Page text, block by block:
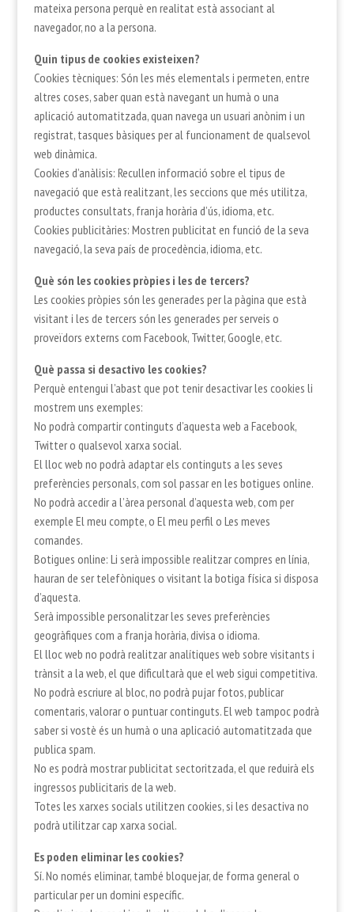
mateixa persona perquè en realitat està associant al
navegador, no a la persona.
Quin tipus de cookies existeixen?
Cookies tècniques: Són les més elementals i permeten, entre
altres coses, saber quan està navegant un humà o una
aplicació automatitzada, quan navega un usuari anònim i un
registrat, tasques bàsiques per al funcionament de qualsevol
web dinàmica.
Cookies d’anàlisis: Recullen informació sobre el tipus de
navegació que està realitzant, les seccions que més utilitza,
productes consultats, franja horària d’ús, idioma, etc.
Cookies publicitàries: Mostren publicitat en funció de la seva
navegació, la seva país de procedència, idioma, etc.
Què són les cookies pròpies i les de tercers?
Les cookies pròpies són les generades per la pàgina que està
visitant i les de tercers són les generades per serveis o
proveïdors externs com Facebook, Twitter, Google, etc.
Què passa si desactivo les cookies?
Perquè entengui l’abast que pot tenir desactivar les cookies li
mostrem uns exemples:
No podrà compartir continguts d’aquesta web a Facebook,
Twitter o qualsevol xarxa social.
El lloc web no podrà adaptar els continguts a les seves
preferències personals, com sol passar en les botigues online.
No podrà accedir a l’àrea personal d’aquesta web, com per
exemple El meu compte, o El meu perfil o Les meves
comandes.
Botigues online: Li serà impossible realitzar compres en línia,
hauran de ser telefòniques o visitant la botiga física si disposa
d’aquesta.
Serà impossible personalitzar les seves preferències
geogràfiques com a franja horària, divisa o idioma.
El lloc web no podrà realitzar analítiques web sobre visitants i
trànsit a la web, el que dificultarà que el web sigui competitiva.
No podrà escriure al bloc, no podrà pujar fotos, publicar
comentaris, valorar o puntuar continguts. El web tampoc podrà
saber si vostè és un humà o una aplicació automatitzada que
publica spam.
No es podrà mostrar publicitat sectoritzada, el que reduirà els
ingressos publicitaris de la web.
Totes les xarxes socials utilitzen cookies, si les desactiva no
podrà utilitzar cap xarxa social.
Es poden eliminar les cookies?
Sí. No només eliminar, també bloquejar, de forma general o
particular per un domini específic.